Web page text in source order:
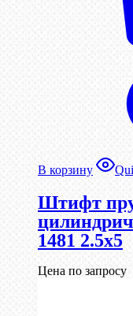
В корзину
Штифт
1481 2.5х5
Цена по запросу